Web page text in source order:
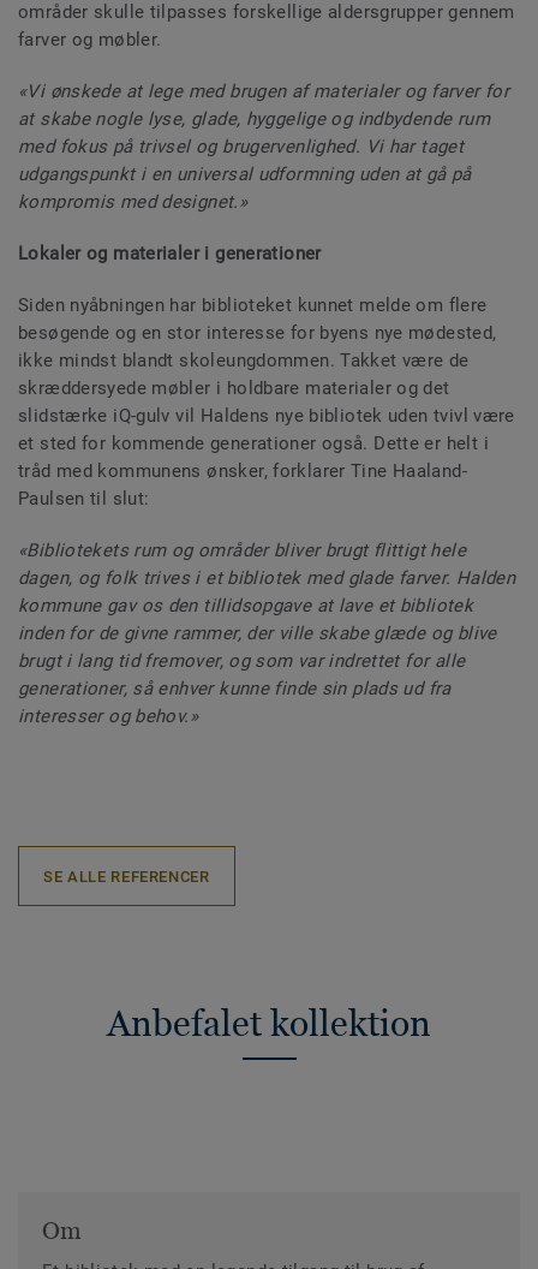
områder skulle tilpasses forskellige aldersgrupper gennem
farver og møbler.
«Vi ønskede at lege med brugen af materialer og farver for
at skabe nogle lyse, glade, hyggelige og indbydende rum
med fokus på trivsel og brugervenlighed. Vi har taget
udgangspunkt i en universal udformning uden at gå på
kompromis med designet.»
Lokaler og materialer i generationer
Siden nyåbningen har biblioteket kunnet melde om flere
besøgende og en stor interesse for byens nye mødested,
ikke mindst blandt skoleungdommen. Takket være de
skræddersyede møbler i holdbare materialer og det
slidstærke iQ-gulv vil Haldens nye bibliotek uden tvivl være
et sted for kommende generationer også. Dette er helt i
tråd med kommunens ønsker, forklarer Tine Haaland-
Paulsen til slut:
«Bibliotekets rum og områder bliver brugt flittigt hele
dagen, og folk trives i et bibliotek med glade farver. Halden
kommune gav os den tillidsopgave at lave et bibliotek
inden for de givne rammer, der ville skabe glæde og blive
brugt i lang tid fremover, og som var indrettet for alle
generationer, så enhver kunne finde sin plads ud fra
interesser og behov.»
SE ALLE REFERENCER
Anbefalet kollektion
Om